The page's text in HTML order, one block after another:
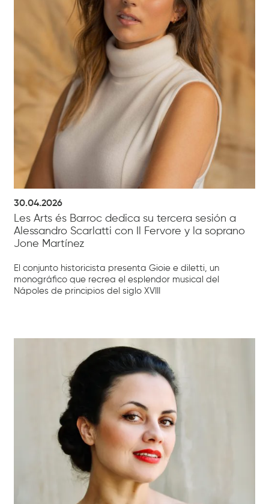
30.04.2026
Les Arts és Barroc dedica su tercera sesión a
Alessandro Scarlatti con Il Fervore y la soprano
Jone Martínez
El conjunto historicista presenta Gioie e diletti, un
monográfico que recrea el esplendor musical del
Nápoles de principios del siglo XVIII